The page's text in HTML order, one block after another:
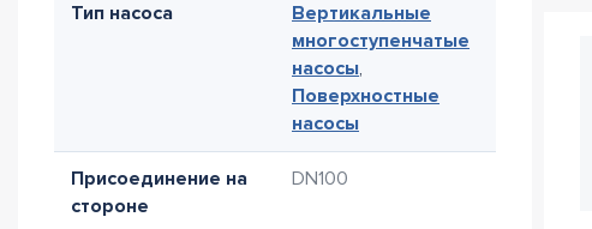
Тип насоса
Вертикальные
многоступенчатые
насосы,
Поверхностные
насосы
Присоединение на
стороне
DN100